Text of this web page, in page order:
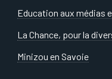
Education aux médias
La Chance, pour la
Minizou en Savoie